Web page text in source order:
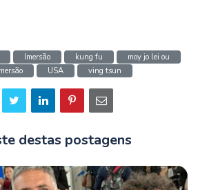
Imersão kung fu
moy jo lei ou
USA ving tsun
destas postagens